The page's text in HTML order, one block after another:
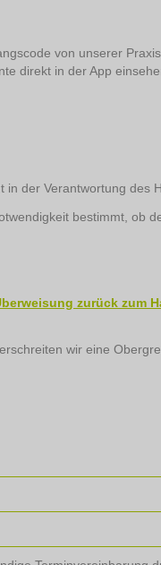
von unserer Praxis
direkt in der App
der Verantwortung des
bestimmt, ob
zurück zum
wir eine